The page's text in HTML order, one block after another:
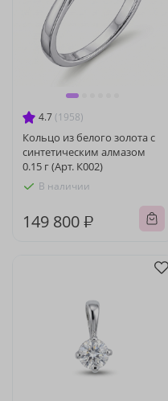
4.7 (1958)
Кольцо из белого золота с
синтетическим алмазом
0.15 г (Арт. К002)
В наличии
149 800 ₽